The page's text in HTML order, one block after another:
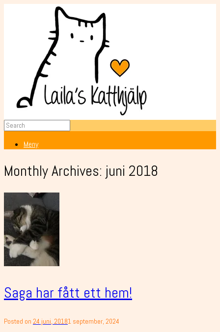
Meny
Monthly Archives: juni 2018
Saga har fått ett hem!
Posted on 24 juni, 20181 september, 2024